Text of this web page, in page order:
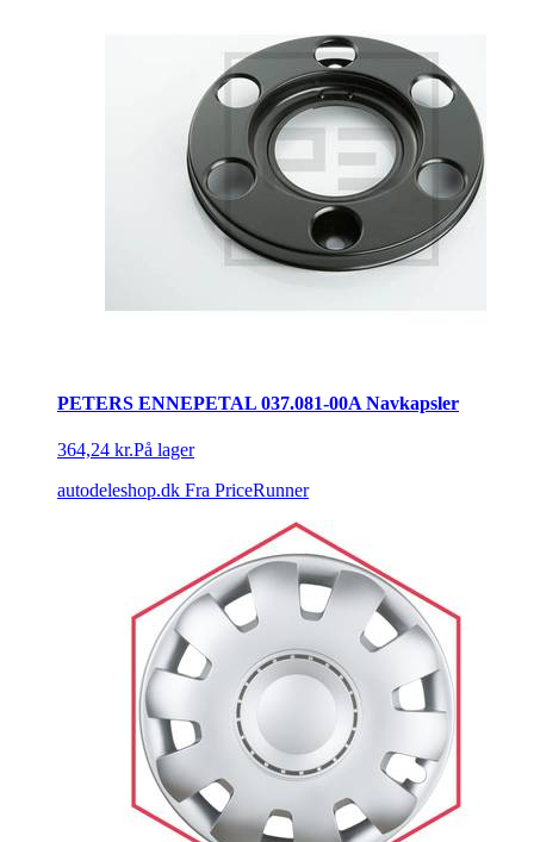
PETERS ENNEPETAL 037.081-00A Navkapsler
364,24 kr.På lager
autodeleshop.dk Fra PriceRunner